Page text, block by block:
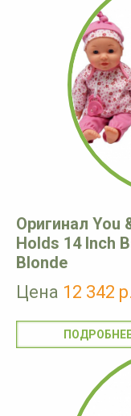
Оригинал You
Holds 14 Inch
Blonde
Цена 12 342 р.